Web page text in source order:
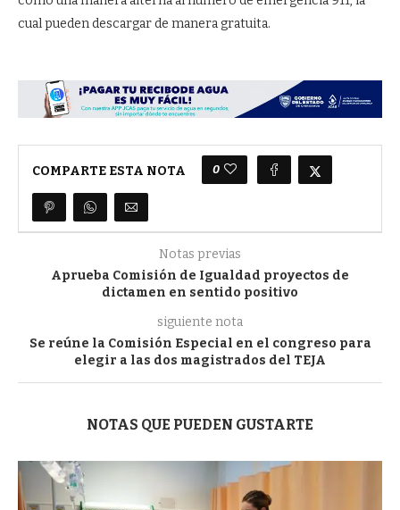
cual pueden descargar de manera gratuita.
COMPARTE ESTA NOTA 0
Notas previas
Aprueba Comisión de Igualdad proyectos de
dictamen en sentido positivo
siguiente nota
Se reúne la Comisión Especial en el congreso para
elegir a las dos magistrados del TEJA
NOTAS QUE PUEDEN GUSTARTE